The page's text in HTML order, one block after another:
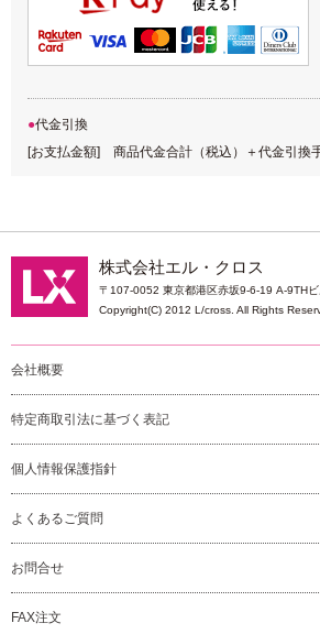
代金引換
[お支払金額] 商品代金合計（税込）＋代金引換
株式会社エル・クロス
〒107-0052 東京都港区赤坂9-6-19 A-9TH
Copyright(C) 2012 L/cross. All Rights
会社概要
特定商取引法に基づく表記
個人情報保護指針
よくあるご質問
お問合せ
FAX注文